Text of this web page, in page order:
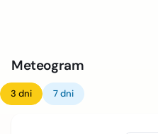
Meteogram
3 dni 7 dni